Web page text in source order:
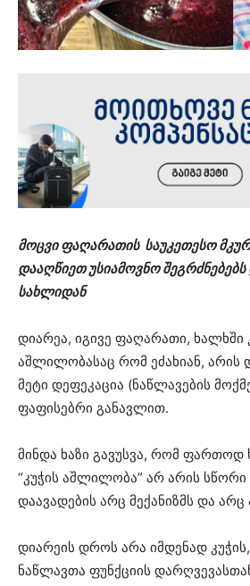
მოცვი ფაღარათის საუკეთესო
დააღწიეთ უსიამოვნო
სახლიდან
დიარეა, იგივე ფაღარათი, ხალხში
აშლილობასაც რომ ეძახიან, არის
მეტი დეფეკაცია (ნაწლავების
ფაფისებრი განავლით.
მინდა ხაზი გავუსვა, რომ ფართოდ
“კუჭის აშლილობა” არ არის სწორი
დაავადების არც მექანიზმს და არც
დიარეის დროს არა იმდენად
ნაწლავთა ფუნქციის